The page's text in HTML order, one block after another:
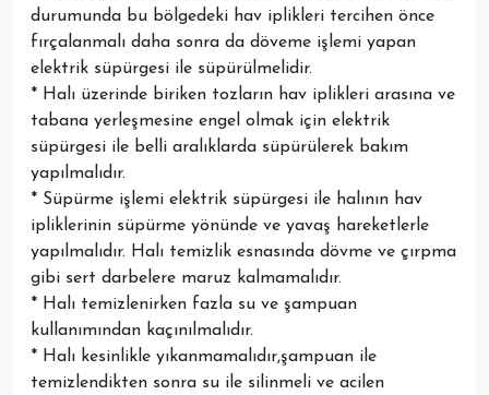
durumunda bu bölgedeki hav iplikleri tercihen önce
fırçalanmalı daha sonra da döveme işlemi yapan
elektrik süpürgesi ile süpürülmelidir.
* Halı üzerinde biriken tozların hav iplikleri arasına ve
tabana yerleşmesine engel olmak için elektrik
süpürgesi ile belli aralıklarda süpürülerek bakım
yapılmalıdır.
* Süpürme işlemi elektrik süpürgesi ile halının hav
ipliklerinin süpürme yönünde ve yavaş hareketlerle
yapılmalıdır. Halı temizlik esnasında dövme ve çırpma
gibi sert darbelere maruz kalmamalıdır.
* Halı temizlenirken fazla su ve şampuan
kullanımından kaçınılmalıdır.
* Halı kesinlikle yıkanmamalıdır,şampuan ile
temizlendikten sonra su ile silinmeli ve acilen